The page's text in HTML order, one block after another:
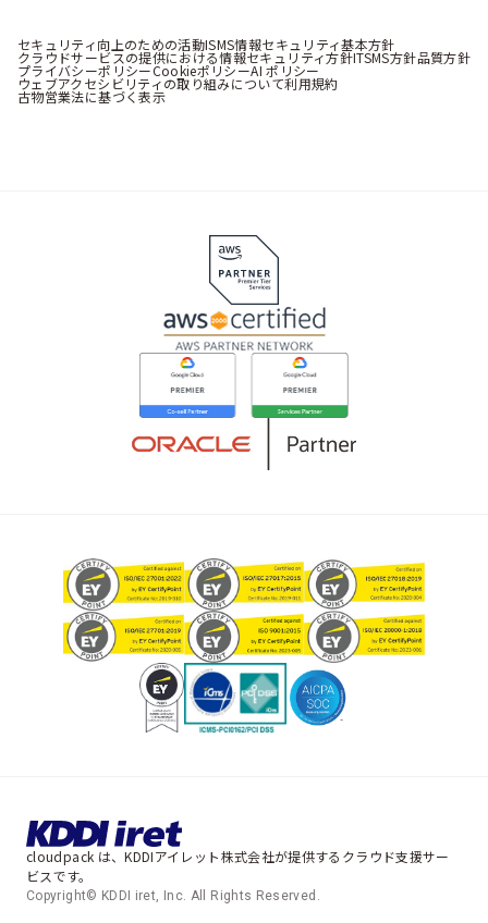
セキュリティ向上のための活動ISMS情報セキュリティ基本方針
クラウドサービスの提供における情報セキュリティ方針ITSMS方針品質方針
プライバシーポリシーCookieポリシーAI ポリシー
ウェブアクセシビリティの取り組みについて利用規約
古物営業法に基づく表示
cloudpack は、KDDIアイレット株式会社が提供するクラウド支援サー
ビスです。
Copyright© KDDI iret, Inc. All Rights Reserved.